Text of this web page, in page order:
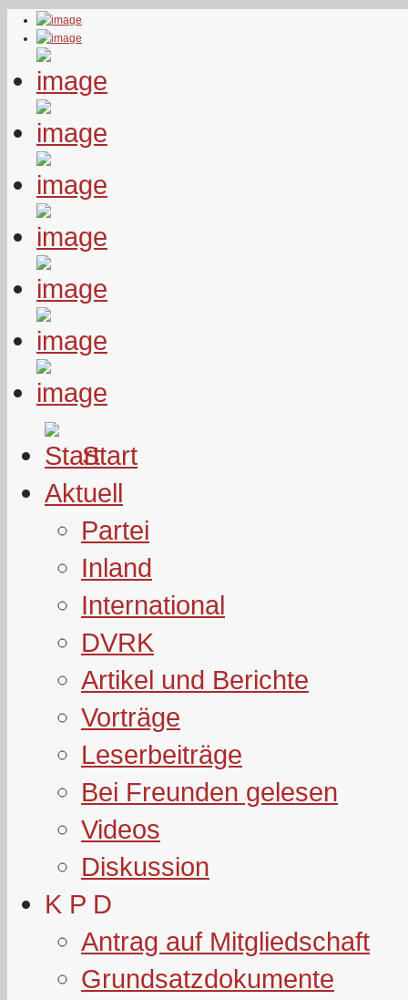
Start
Aktuell
Partei
Inland
International
DVRK
Artikel und Berichte
Vorträge
Leserbeiträge
Bei Freunden gelesen
Videos
Diskussion
K P D
Antrag auf Mitgliedschaft
Grundsatzdokumente